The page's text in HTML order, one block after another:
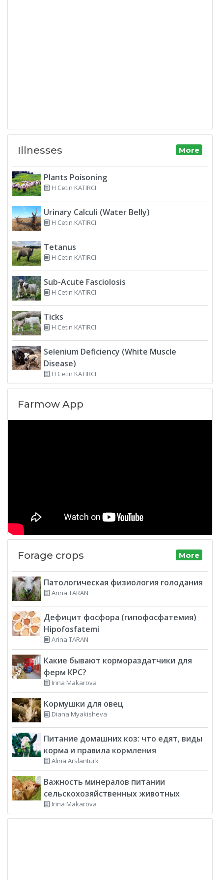
Illnesses More
Plants Poisoning
H Cetin KATIRCI
Urinary Calculi (Water Belly)
H Cetin KATIRCI
Tetanus
H Cetin KATIRCI
Sub-Acute Fasciolosis
H Cetin KATIRCI
Ticks
H Cetin KATIRCI
Selenium Deficiency (White Muscle
Disease)
H Cetin KATIRCI
Farmow App
Forage crops More
Патологическая физиология голодания
Arina TARAN
Дефицит фосфора (гипофосфатемия)
Hipofosfatemi
Arina TARAN
Какие бывают кормораздатчики для
ферм КРС?
Irina Makarova
Кормушки для овец
Diana Myakisheva
Питание домашних коз: что едят, виды
корма и правила кормления
Alina Arslantürk
Важность минералов питании
сельскохозяйственных животных
Irina Makarova